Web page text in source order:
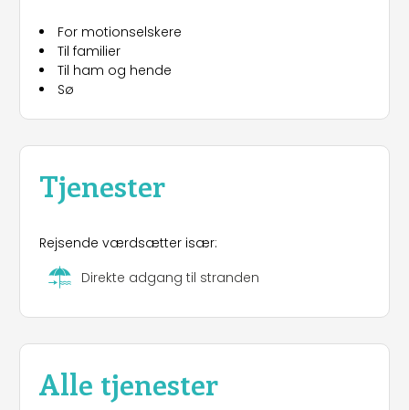
For motionselskere
Til familier
Til ham og hende
Sø
Tjenester
Rejsende værdsætter især:
Direkte adgang til stranden
Alle tjenester